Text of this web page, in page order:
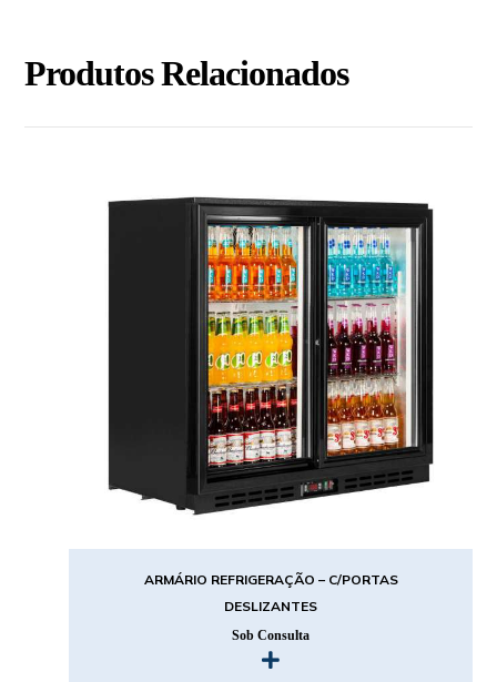
Produtos Relacionados
ARMÁRIO REFRIGERAÇÃO – C/PORTAS
DESLIZANTES
Sob Consulta